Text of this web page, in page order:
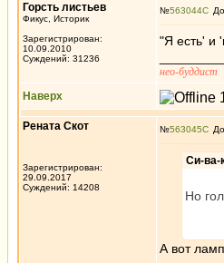
Горсть листьев
Фикус, Историк
Зарегистрирован:
10.09.2010
Суждений: 31236
№563044
"Я есть' и
нео-буддист
Наверх
Рената Скот
Зарегистрирован:
29.09.2017
Суждений: 14208
№563045
Си-ва-
Но
А вот